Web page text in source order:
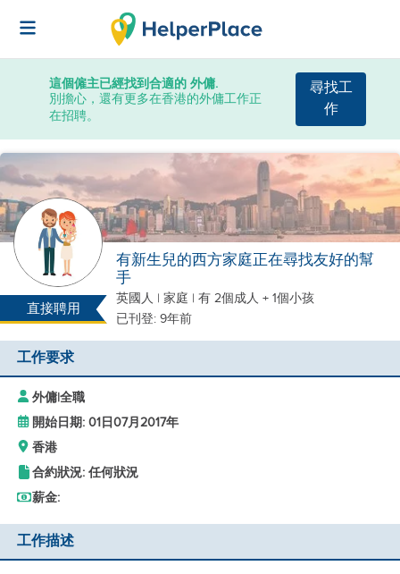
這個僱主已經找到合適的 外傭.
別擔心，還有更多在香港的外傭工作正
在招聘。
尋找工
作
直接聘用
有新生兒的西方家庭正在尋找友好的幫
手
英國人 | 家庭 | 有 2個成人 + 1個小孩
已刊登: 9年前
工作要求
外傭|全職
開始日期: 01日07月2017年
香港
合約狀況: 任何狀況
薪金:
工作描述